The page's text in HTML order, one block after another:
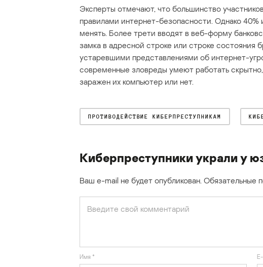
Эксперты отмечают, что большинство
правилами интернет-безопасности. Однако
менять. Более трети вводят в веб-форму
замка в адресной строке или строке состояния
устаревшими представлениями об интернет-
современные зловреды умеют работать
заражен их компьютер или нет.
ПРОТИВОДЕЙСТВИЕ КИБЕРПРЕСТУПНИКАМ
Киберпреступники украли у
Ваш e-mail не будет опубликован. Обязательные
Имя *